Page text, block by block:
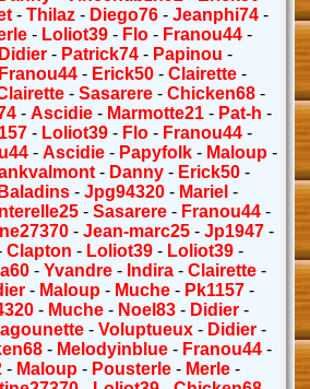
- Thilaz- Diego76- Jeanphi74-
- Loliot39 - Flo - Franou44 -
Didier- Patrick74- Papinou -
Franou44- Erick50- Clairette-
-Sasarere -Chicken68 -
- Ascidie- Marmotte21- Pat-h -
- Loliot39 - Flo - Franou44 -
-Ascidie - Papyfolk - Maloup -
- Danny- Erick50-
Baladins- Jpg94320- Mariel -
-Sasarere - Franou44 -
-Jean-marc25 -Jp1947 -
Clapton - Loliot39 - Loliot39 -
-Yvandre - Indira -Clairette -
- Maloup- Muche- Pk1157-
- Muche - Noel83 - Didier -
-Voluptueux - Didier -
- Melodyinblue - Franou44 -
- Maloup - Pousterle - Merle -